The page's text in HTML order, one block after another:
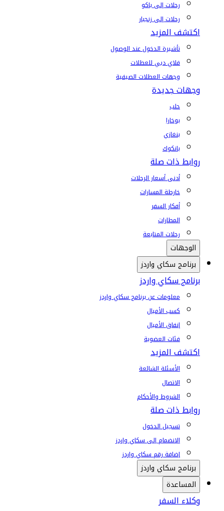
رحلات إلى باكو
رحلات إلى زنجبار
اكتشف المزيد
تأشيرة الدخول عند الوصول
فلاي دبي للعطلات
وجهات العطلات الصيفية
وجهات جديدة
حلب
بوخارا
بنغازي
بانكوك
روابط ذات صلة
أدنى أسعار الرحلات
خارطة المسارات
أفكار السفر
المطارات
رحلات المتابعة
الوجهات
برنامج سكاي واردز
برنامج سكاي واردز
معلومات عن برنامج سكاي واردز
كسب الأميال
إنفاق الأميال
فئات العضوية
اكتشف المزيد
الأسئلة الشائعة
الاتصال
الشروط والأحكام
روابط ذات صلة
تسجيل الدخول
الانضمام إلى سكاي واردز
إضافة رقم سكاي واردز
برنامج سكاي واردز
المساعدة
وكلاء السفر